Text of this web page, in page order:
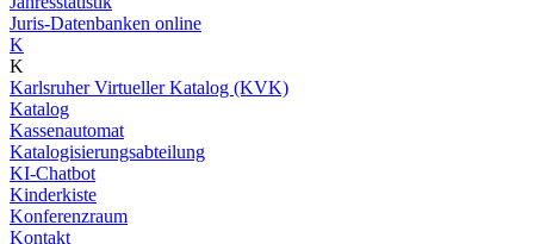
Juris-Datenbanken online
K
K
Karlsruher Virtueller Katalog (KVK)
Katalog
Kassenautomat
Katalogisierungsabteilung
KI-Chatbot
Kinderkiste
Konferenzraum
Kontakt